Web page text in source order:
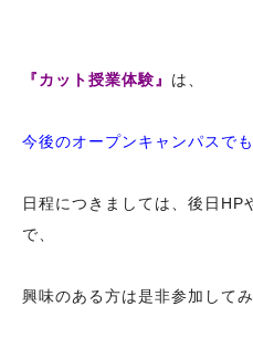
『カット授業体験』 は、
今後のオープンキャンパスで
日程につきましては、後日HP
で、
興味のある方は是非参加して